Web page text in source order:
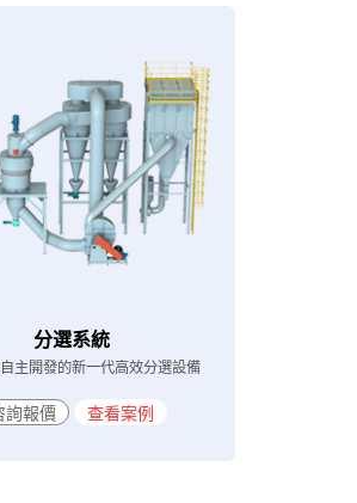
分選系統
主開發的新一代高效分選設備
詢報價 查看案例